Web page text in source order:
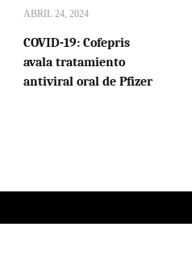
ABRIL 24, 2024
COVID-19: Cofepris
avala tratamiento
antiviral oral de Pfizer